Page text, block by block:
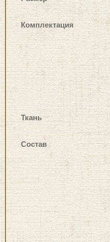
Евро
Комплектация
Ткань
Состав